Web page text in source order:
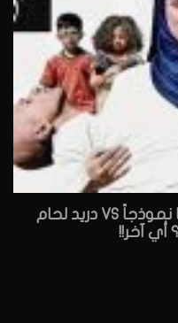
سلاف فواخرجي وبسام كوسا نموذجاً VS دريد لحام
أي آخر!!